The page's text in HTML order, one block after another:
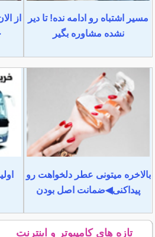
مسیر اشتباه رو ادامه نده! تا دیر
نشده مشاوره بگیر
از
بالاخره میتونی عطر دلخواهت رو
پیداکنی◀ضمانت اصل بودن
تازه های کامپیوتر و اینترنت